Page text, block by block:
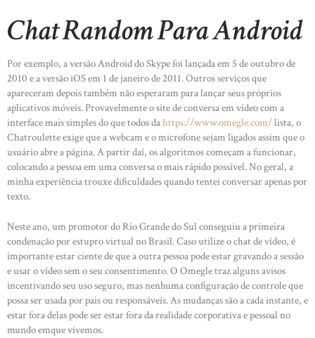
Chat Random Para Android
Por exemplo, a versão Android do Skype foi lançada em 5 de outubro de
2010 e a versão iOS em 1 de janeiro de 2011. Outros serviços que
apareceram depois também não esperaram para lançar seus próprios
aplicativos móveis. Provavelmente o site de conversa em vídeo com a
interface mais simples do que todos dahttps://www.omegle.com/lista, o
Chatroulette exige que a webcam e o microfone sejam ligados assim que o
usuário abre a página. A partir daí, os algoritmos começam a funcionar,
colocando a pessoa em uma conversa o mais rápido possível. No geral, a
minha experiência trouxe dificuldades quando tentei conversar apenas por
texto.
Neste ano, um promotor do Rio Grande do Sul conseguiu a primeira
condenação por estupro virtual no Brasil. Caso utilize o chat de vídeo, é
importante estar ciente de que a outra pessoa pode estar gravando a sessão
e usar o vídeo sem o seu consentimento. O Omegle traz alguns avisos
incentivando seu uso seguro, mas nenhuma configuração de controle que
possa ser usada por pais ou responsáveis. As mudanças são a cada instante, e
estar fora delas pode ser estar fora da realidade corporativa e pessoal no
mundo emque vivemos.